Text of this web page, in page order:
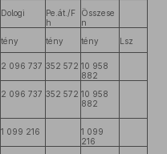
Dologi
Pe.át./F
h
Összese
n
tény tény tény Lsz
2 096 737 352 572 10 958
882
2 096 737 352 572 10 958
882
1 099 216
1 099
216